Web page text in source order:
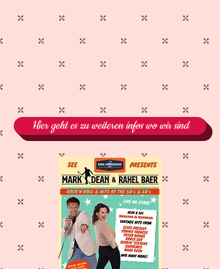
Hier geht es zu weiteren infos wo wir sind